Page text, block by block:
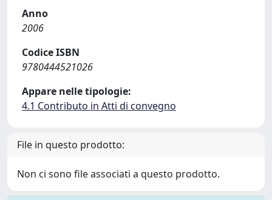
Anno
2006
Codice ISBN
9780444521026
Appare nelle tipologie:
4.1 Contributo in Atti di convegno
File in questo prodotto:
Non ci sono file associati a questo prodotto.